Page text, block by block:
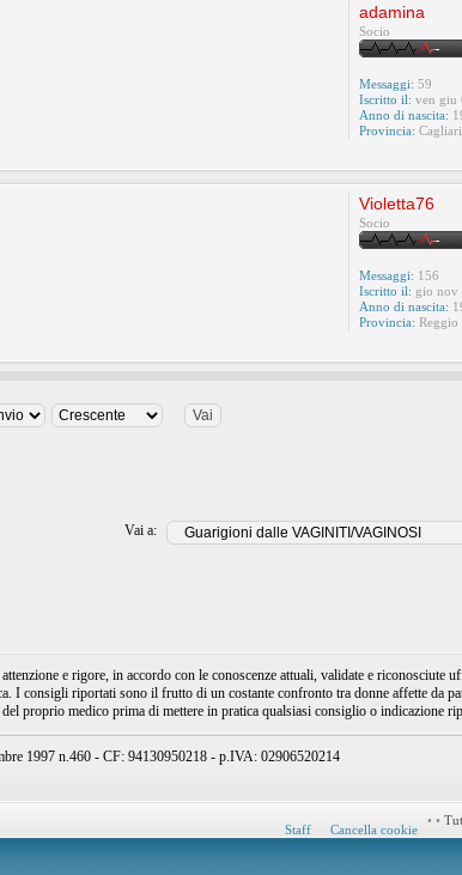
adamina
Socio
Messaggi: 59
Iscritto il: ven giu
Anno di nascita:
Provincia: Cagliari
Violetta76
Socio
Messaggi: 156
Iscritto il: gio nov
Anno di nascita:
Provincia: Reggio
Vai a:
e rigore, in accordo con le conoscenze attuali, validate e riconosciute
consigli riportati sono il frutto di un costante confronto tra donne affette da
proprio medico prima di mettere in pratica qualsiasi consiglio o indicazione
1997 n.460 - CF: 94130950218 - p.IVA: 02906520214
Staff
•
Cancella cookie
•